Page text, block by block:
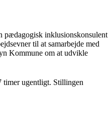
pædagogisk inklusionskonsulent
til at samarbejde med
Kommune om at udvikle
timer ugentligt. Stillingen